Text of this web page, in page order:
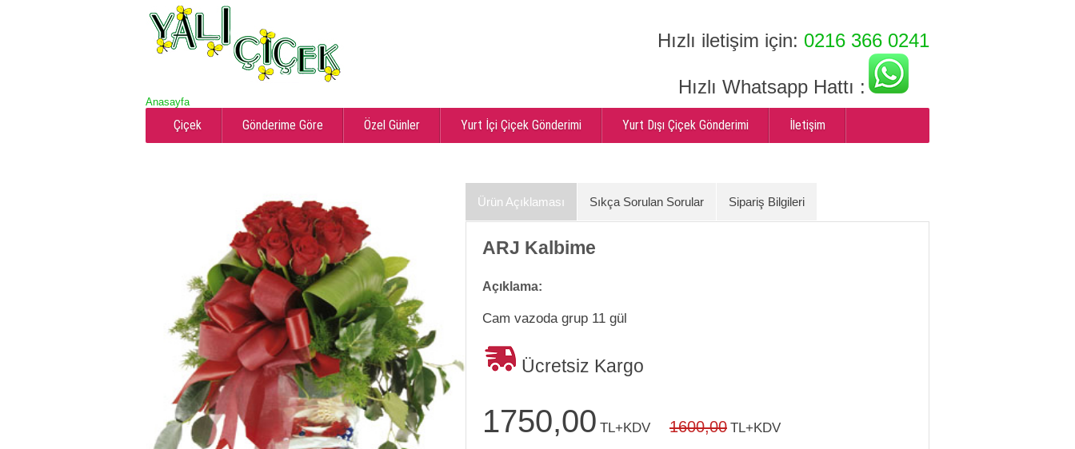
Anasayfa
Hızlı iletişim için: 0216 366 0241
Hızlı Whatsapp Hattı :
Çiçek Gönderime Göre Özel Günler Yurt İçi Çiçek Gönderimi Yurt Dışı Çiçek Gönderimi İletişim
Ürün Açıklaması Sıkça Sorulan Sorular Sipariş Bilgileri
ARJ Kalbime
Açıklama:
Cam vazoda grup 11 gül
Ücretsiz Kargo
1750,00 TL+KDV 1600,00 TL+KDV